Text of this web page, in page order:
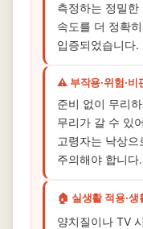
측정하는 정밀
속도를 더 정확
입증되었습니다.
⚠️ 부작용·위험·비
준비 없이 무리
무리가 갈 수 있
고령자는 낙상
주의해야 합니다.
🏠 실생활 적용·생
양치질이나 TV